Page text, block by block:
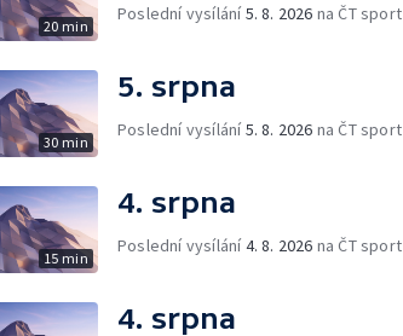
20 min
Poslední vysílání5. 8. 2026 na ČT sport
30 min
5. srpna
Poslední vysílání5. 8. 2026 na ČT sport
15 min
4. srpna
Poslední vysílání4. 8. 2026 na ČT sport
4. srpna